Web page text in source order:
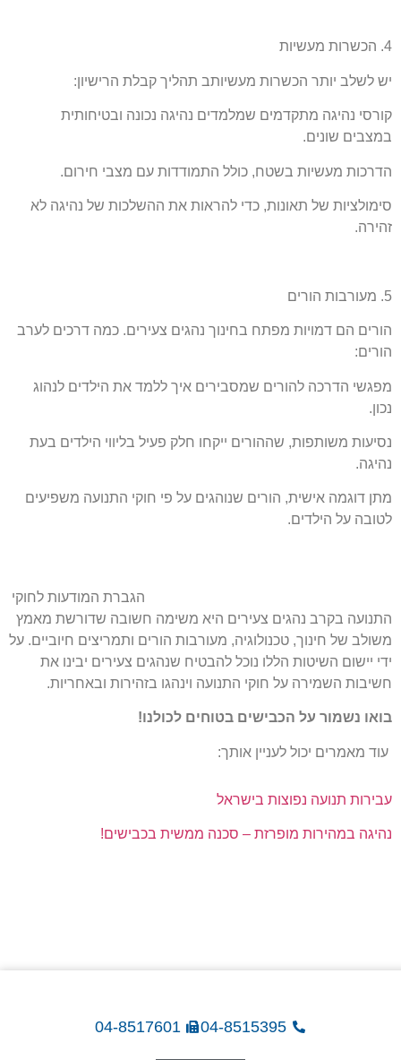
4. הכשרות מעשיות
יש לשלב יותר הכשרות מעשיותב תהליך קבלת הרישיון:
קורסי נהיגה מתקדמים שמלמדים נהיגה נכונה ובטיחותית
במצבים שונים.
הדרכות מעשיות בשטח, כולל התמודדות עם מצבי חירום.
סימולציות של תאונות, כדי להראות את ההשלכות של נהיגה לא
זהירה.
5. מעורבות הורים
הורים הם דמויות מפתח בחינוך נהגים צעירים. כמה דרכים לערב
הורים:
מפגשי הדרכה להורים שמסבירים איך ללמד את הילדים לנהוג
נכון.
נסיעות משותפות, שההורים ייקחו חלק פעיל בליווי הילדים בעת
נהיגה.
מתן דוגמה אישית, הורים שנוהגים על פי חוקי התנועה משפיעים
לטובה על הילדים.
הגברת המודעות לחוקי
התנועה בקרב נהגים צעירים היא משימה חשובה שדורשת מאמץ
משולב של חינוך, טכנולוגיה, מעורבות הורים ותמריצים חיוביים. על
ידי יישום השיטות הללו נוכל להבטיח שנהגים צעירים יבינו את
חשיבות השמירה על חוקי התנועה וינהגו בזהירות ובאחריות.
בואו נשמור על הכבישים בטוחים לכולנו!
עוד מאמרים יכול לעניין אותך:
עבירות תנועה נפוצות בישראל
נהיגה במהירות מופרזת – סכנה ממשית בכבישים!
04-8515395
04-8517601